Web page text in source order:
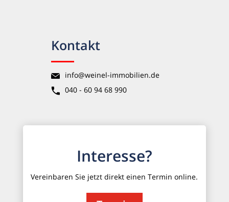
Kontakt
info@weinel-immobilien.de
040 - 60 94 68 990
Interesse?
Vereinbaren Sie jetzt direkt einen Termin online.